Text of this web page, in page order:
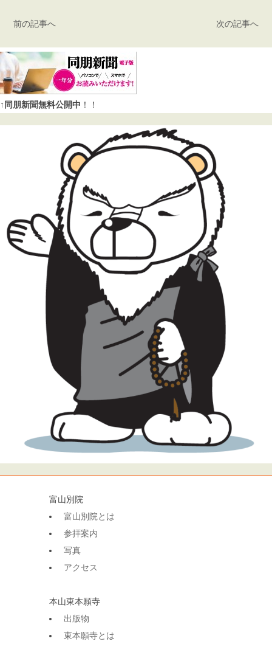
前の記事へ 次の記事へ
↑同朋新聞無料公開中 ！！
富山別院
富山別院とは
参拝案内
写真
アクセス
本山東本願寺
出版物
東本願寺とは